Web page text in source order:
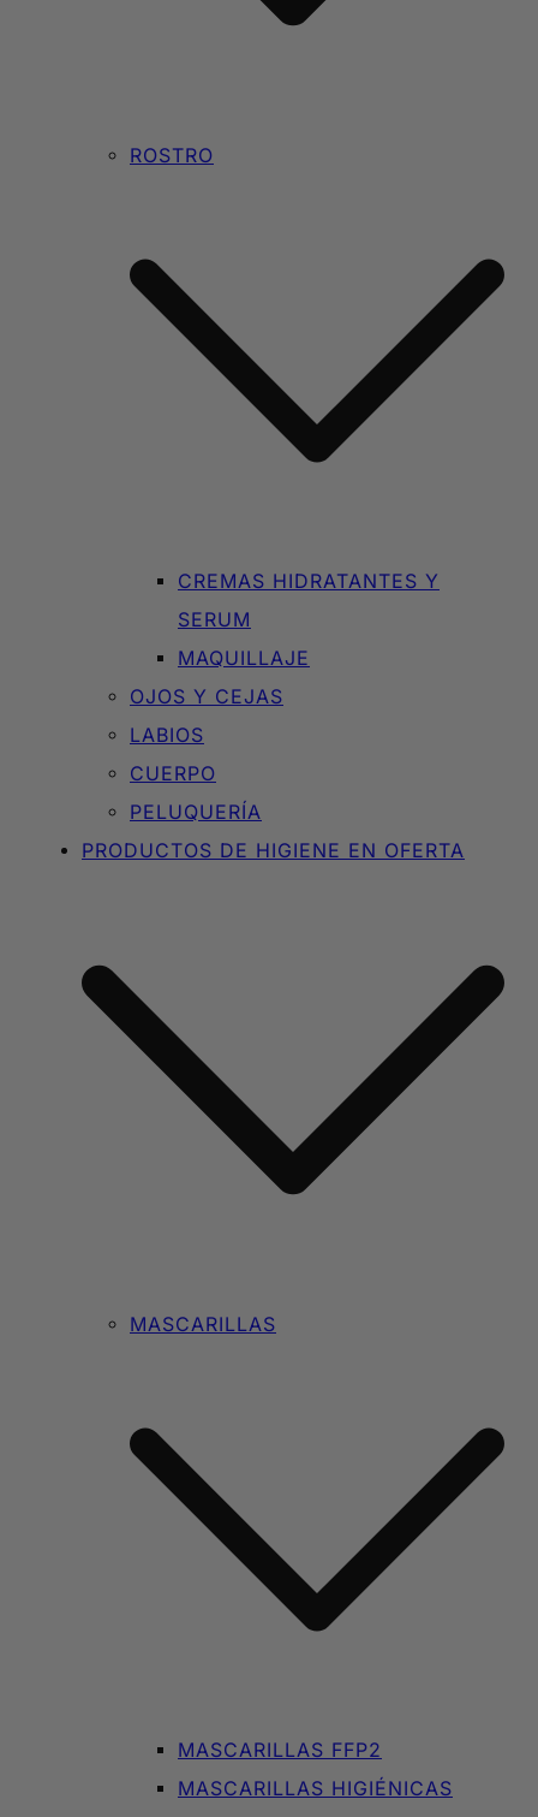
ROSTRO
CREMAS HIDRATANTES Y
SERUM
MAQUILLAJE
OJOS Y CEJAS
LABIOS
CUERPO
PELUQUERÍA
PRODUCTOS DE HIGIENE EN OFERTA
MASCARILLAS
MASCARILLAS FFP2
MASCARILLAS HIGIÉNICAS